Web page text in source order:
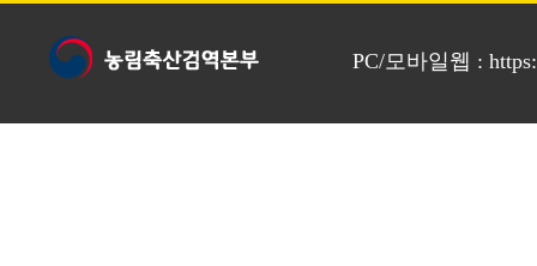
PC/모바일웹 :